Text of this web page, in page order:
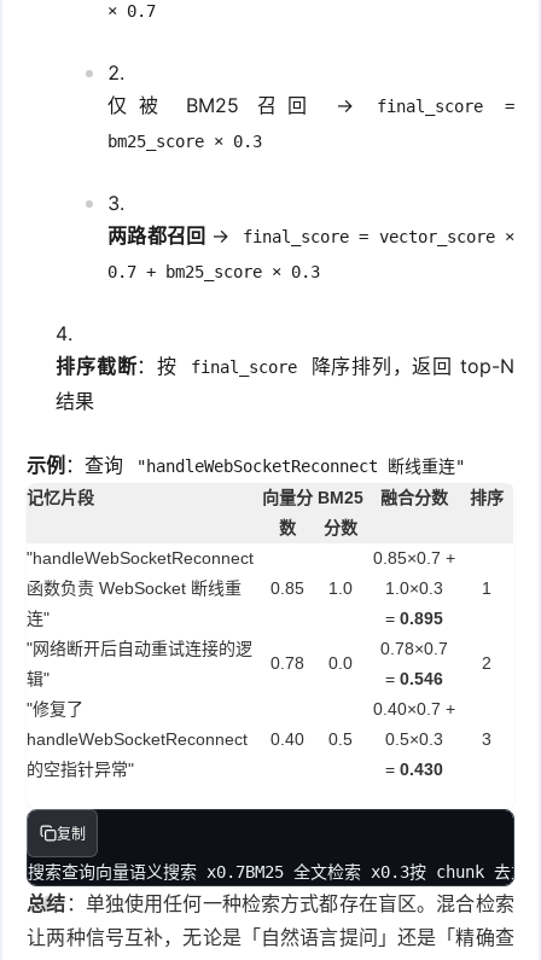
× 0.7
仅被 BM25 召回 →
final_score =
bm25_score × 0.3
两路都召回 →
final_score = vector_score ×
0.7 + bm25_score × 0.3
排序截断：按 final_score
降序排列，返回 top-N
结果
示例 ：查询
"handleWebSocketReconnect 断线重连"
记忆片段
向量分
数
BM25
分数
融合分数 排序
"handleWebSocketReconnect
函数负责 WebSocket 断线重
连"
0.85 1.0
0.85×0.7 +
1.0×0.3
= 0.895
1
"网络断开后自动重试连接的逻
辑"
0.78 0.0
0.78×0.7
= 0.546
2
"修复了
handleWebSocketReconnect
的空指针异常"
0.40 0.5
0.40×0.7 +
0.5×0.3
= 0.430
3
复制
搜索查询向量语义搜索 x0.7BM25 全文检索 x0.3按 chunk 去重
总结 ：单独使用任何一种检索方式都存在盲区。混合检索
让两种信号互补，无论是「自然语言提问」还是「精确查